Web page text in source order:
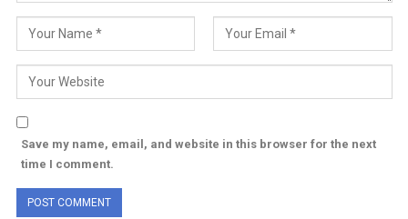
Save my name, email, and website in this browser for the next
time I comment.